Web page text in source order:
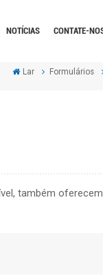
NOTÍCIAS CONTATE-
Lar Formulários
também